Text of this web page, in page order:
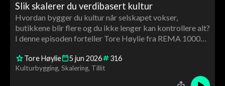
Slik skalerer du verdibasert kultur
Hvordan bygger du kultur når selskapet vokser,
butikkene blir flere og du ikke lenger kan kontrollere alt?
I denne episoden forteller Tore Høylie fra REMA 1000
struktur for å skalere kultur i stor skala. Samtalen handler
også om franchising, lederutvikling, AI og hvorfor
Harvard Business School bruker REMA som case.
Tore Høylie 5 jun 2026 316
Kulturbygging Skalering Tillit